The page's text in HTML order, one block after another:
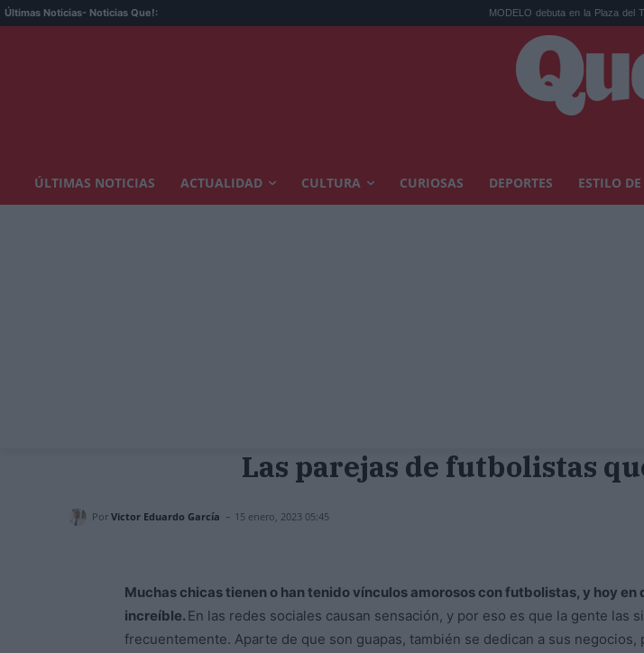
Últimas Noticias- Noticias Que!: MODELO debuta en la Plaza del Trigo de
ÚLTIMAS NOTICIAS ACTUALIDAD CULTURA CURIOSAS DEPORTES ESTILO
Las parejas de futbolistas
Por Victor Eduardo García - 15 enero, 2023 05:45
Muchas chicas tienen o han tenido vínculos amorosos con futbolistas, y hoy en
increíble. En las redes sociales causan sensación, y por eso es que la gente las
frecuentemente. Aparte de que son guapas, también se dedican a sus negocios,